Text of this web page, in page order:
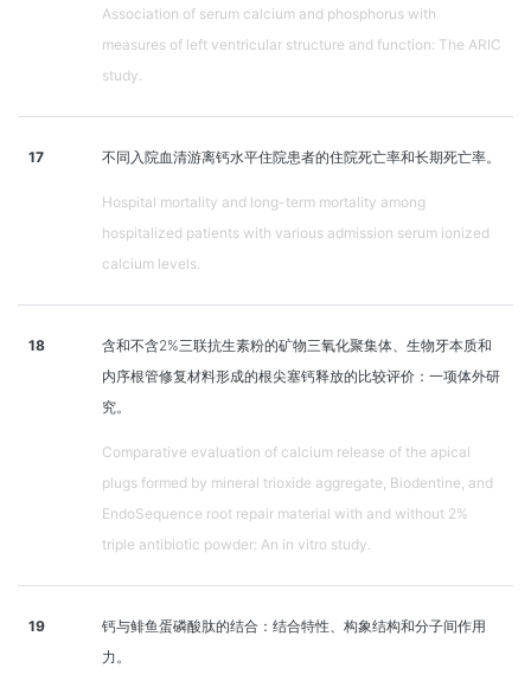
Association of serum calcium and phosphorus with
measures of left ventricular structure and function: The ARIC
study.
17 不同入院血清游离钙水平住院患者的住院死亡率和长期死亡率。
Hospital mortality and long-term mortality among
hospitalized patients with various admission serum ionized
calcium levels.
18
含和不含2%三联抗生素粉的矿物三氧化聚集体、生物牙本质和
内序根管修复材料形成的根尖塞钙释放的比较评价：一项体外研
究。
Comparative evaluation of calcium release of the apical
plugs formed by mineral trioxide aggregate, Biodentine, and
EndoSequence root repair material with and without 2%
triple antibiotic powder: An in vitro study.
19
钙与鲱鱼蛋磷酸肽的结合：结合特性、构象结构和分子间作用
力。